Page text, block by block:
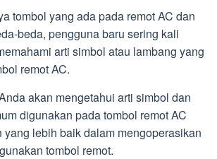
tombol yang ada pada remot AC dan
beda, pengguna baru sering kali
arti simbol atau lambang yang
remot AC.
akan mengetahui arti simbol dan
digunakan pada tombol remot AC
yang lebih baik dalam mengoperasikan
tombol remot.